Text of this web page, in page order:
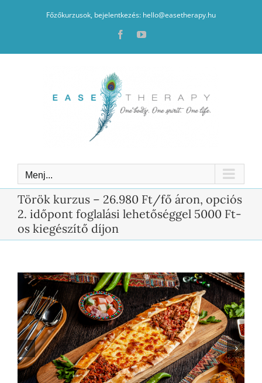
Főzőkurzusok, bejelentkezés: hello@easetherapy.hu
FacebookYouTube
Menj...
Török kurzus – 26.980 Ft/fő áron, opciós
2. időpont foglalási lehetőséggel 5000 Ft-
os kiegészítő díjon